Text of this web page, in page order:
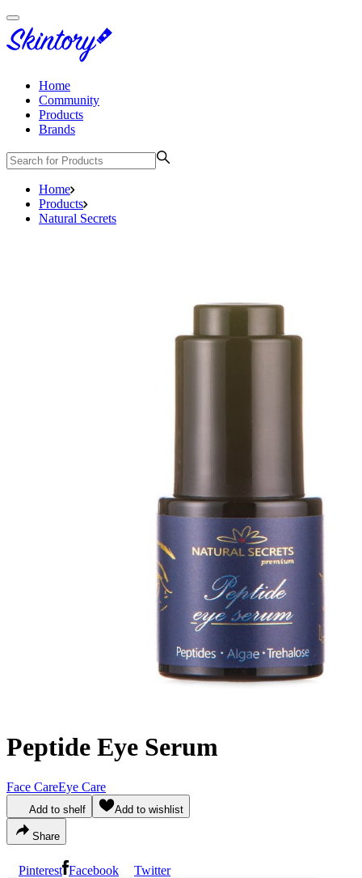
Home
Community
Products
Brands
Home
Products
Natural Secrets
Peptide Eye Serum
Face CareEye Care
Add to shelf Add to wishlist
Share
Pinterest Facebook Twitter